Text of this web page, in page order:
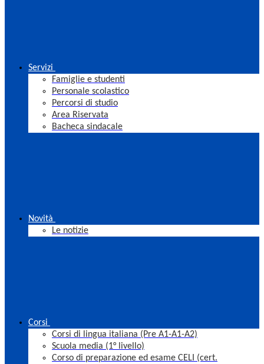
Servizi
Famiglie e studenti
Personale scolastico
Percorsi di studio
Area Riservata
Bacheca sindacale
Novità
Le notizie
Corsi
Corsi di lingua italiana (Pre A1-A1-A2)
Scuola media (1° livello)
Corso di preparazione ed esame CELI (cert.